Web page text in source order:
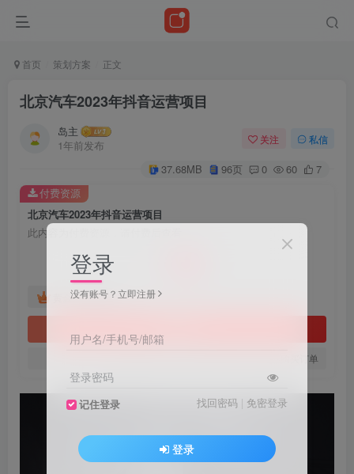
首页 策划方案 正文
北京汽车2023年抖音运营项目
岛主
1年前发布
关注 私信
37.68MB 96页 0 60 7
北京汽车2023年抖音运营项目
此内容为付费资源，请付费后查看
黄金会员免费
您当前未登录！建议登陆后购买，可保存购买订单
付费资源
登录
没有账号？立即注册
用户名/手机号/邮箱
登录密码
记住登录 找回密码 | 免密登录
登录